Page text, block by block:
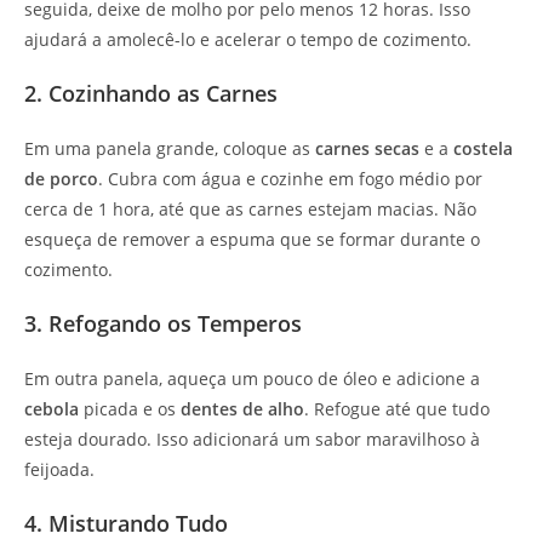
seguida, deixe de molho por pelo menos 12 horas. Isso
ajudará a amolecê-lo e acelerar o tempo de cozimento.
2. Cozinhando as Carnes
Em uma panela grande, coloque as carnes secas e a costela
de porco. Cubra com água e cozinhe em fogo médio por
cerca de 1 hora, até que as carnes estejam macias. Não
esqueça de remover a espuma que se formar durante o
cozimento.
3. Refogando os Temperos
Em outra panela, aqueça um pouco de óleo e adicione a
cebola picada e os dentes de alho. Refogue até que tudo
esteja dourado. Isso adicionará um sabor maravilhoso à
feijoada.
4. Misturando Tudo